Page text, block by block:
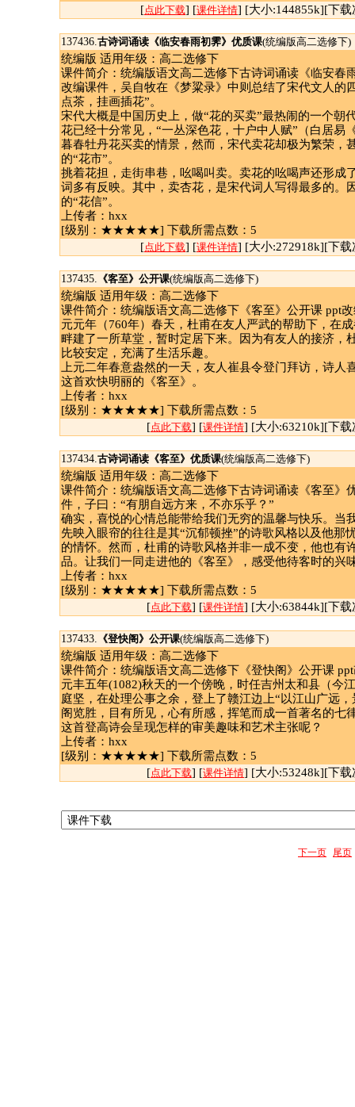
[点此下载] [课件详情] [大小:144855k][下载
137436.古诗词诵读《临安春雨初霁》优质课(统编版高二选修下)
统编版 适用年级：高二选修下
课件简介：统编版语文高二选修下古诗词诵读《临安春
改编课件，吴自牧在《梦粱录》中则总结了宋代文人的
点茶，挂画插花”。
宋代大概是中国历史上，做“花的买卖”最热闹的一个朝
花已经十分常见，“一丛深色花，十户中人赋”（白居易
暮春牡丹花买卖的情景，然而，宋代卖花却极为繁荣，
的“花市”。
挑着花担，走街串巷，吆喝叫卖。卖花的吆喝声还形成
词多有反映。其中，卖杏花，是宋代词人写得最多的。
的“花信”。
上传者：hxx
[级别：★★★★★] 下载所需点数：5
[点此下载] [课件详情] [大小:272918k][下载
137435. 《客至》公开课(统编版高二选修下)
统编版 适用年级：高二选修下
课件简介：统编版语文高二选修下《客至》公开课 ppt
元元年（760年）春天，杜甫在友人严武的帮助下，在
畔建了一所草堂，暂时定居下来。因为有友人的接济，
比较安定，充满了生活乐趣。
上元二年春意盎然的一天，友人崔县令登门拜访，诗人
这首欢快明丽的《客至》。
上传者：hxx
[级别：★★★★★] 下载所需点数：5
[点此下载] [课件详情] [大小:63210k][下载
137434.古诗词诵读《客至》优质课(统编版高二选修下)
统编版 适用年级：高二选修下
课件简介：统编版语文高二选修下古诗词诵读《客至》
件，子曰：“有朋自远方来，不亦乐乎？”
确实，喜悦的心情总能带给我们无穷的温馨与快乐。当
先映入眼帘的往往是其“沉郁顿挫”的诗歌风格以及他那
的情怀。然而，杜甫的诗歌风格并非一成不变，他也有
品。让我们一同走进他的《客至》，感受他待客时的兴
上传者：hxx
[级别：★★★★★] 下载所需点数：5
[点此下载] [课件详情] [大小:63844k][下载
137433. 《登快阁》公开课(统编版高二选修下)
统编版 适用年级：高二选修下
课件简介：统编版语文高二选修下《登快阁》公开课
元丰五年(1082)秋天的一个傍晚，时任吉州太和县（今
庭坚，在处理公事之余，登上了赣江边上“以江山广远
阁览胜，目有所见，心有所感，挥笔而成一首著名的
这首登高诗会呈现怎样的审美趣味和艺术主张呢？
上传者：hxx
[级别：★★★★★] 下载所需点数：5
[点此下载] [课件详情] [大小:53248k][下载
下一页 尾页